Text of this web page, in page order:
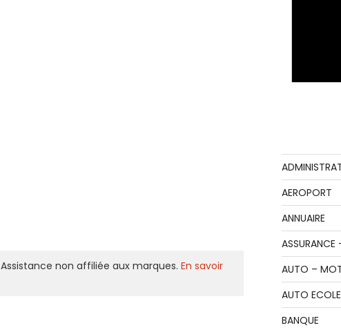
Assistance non affiliée aux marques. En savoir
AEROPORT
ANNUAIRE
ASSURANCE
AUTO –
AUTO ECOLE
BANQUE